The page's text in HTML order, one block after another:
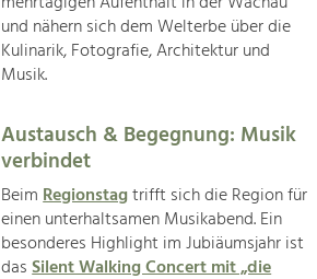
und nähern sich dem Welterbe über die
Kulinarik, Fotografie, Architektur und
Musik.
Austausch & Begegnung: Musik
verbindet
BeimRegionstagtrifft sich die Region für
einen unterhaltsamen Musikabend. Ein
besonderes Highlight im Jubiäumsjahr ist
dasSilent Walking Concert mit „die